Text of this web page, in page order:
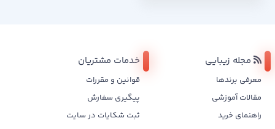
مجله زیبایی
معرفی برندها
مقالات آموزشی
راهنمای خرید
خدمات مشتریان
قوانین و مقررات
پیگیری سفارش
ثبت شکایات در سایت